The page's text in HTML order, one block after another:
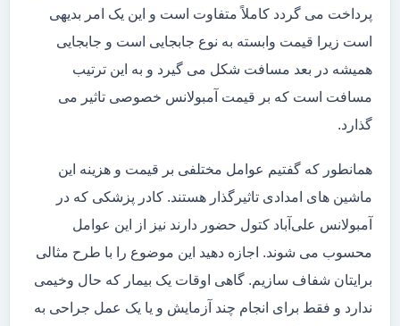
پرداخت می گردد کاملاً متفاوت است و این یک امر بدیهی
است زیرا قیمت وابسته به نوع جابجایی است و جابجایی
همیشه در بعد مسافت شکل می گیرد و به این ترتیب
مسافت است که بر قیمت آمبولانس خصوصی تاثیر می
گذارد.
همانطور که گفتیم عوامل مختلفی بر قیمت و هزینه این
ماشین های امدادی تاثیرگذار هستند. کادر پزشکی که در
آمبولانس علی‌آباد کتول حضور دارند نیز از این عوامل
محسوب می شوند. اجازه دهید این موضوع را با طرح مثالی
برایتان شفاف سازیم. گاهی اوقات یک بیمار که حال وخیمی
ندارد و فقط برای انجام چند آزمایش و یا یک عمل جراحی به